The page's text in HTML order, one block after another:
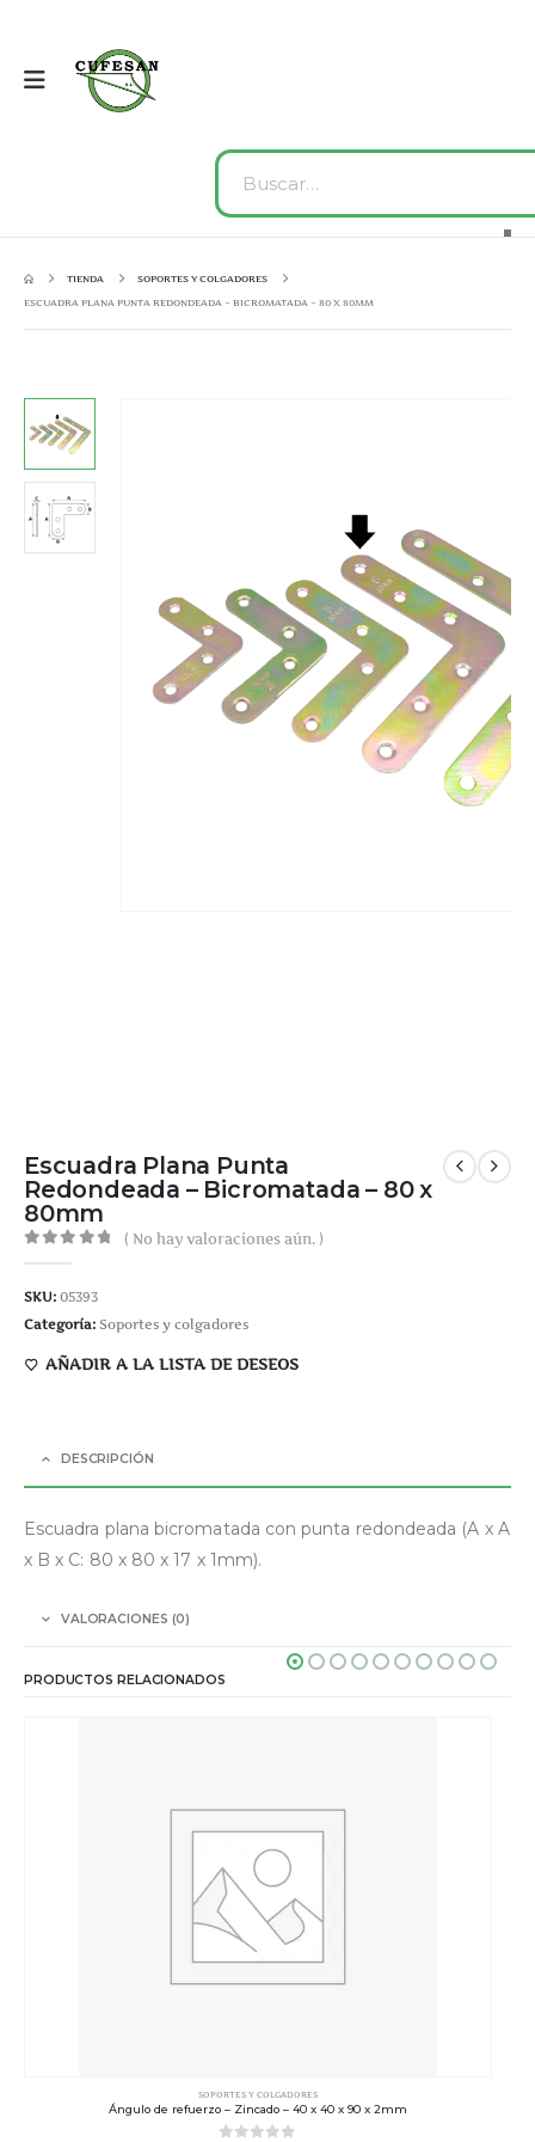
TIENDA
SOPORTES Y COLGADORES
ESCUADRA PLANA PUNTA REDONDEADA – BICROMATADA – 80 X 80MM
Escuadra Plana Punta
Redondeada – Bicromatada – 80 x
80mm
( No hay valoraciones aún. )
SKU: 05393
Categoría: Soportes y colgadores
AÑADIR A LA LISTA DE DESEOS
DESCRIPCIÓN
Escuadra plana bicromatada con punta redondeada (A x A
x B x C: 80 x 80 x 17 x 1mm).
VALORACIONES (0)
PRODUCTOS RELACIONADOS
SOPORTES Y COLGADORES
Ángulo de refuerzo – Zincado – 40 x 40 x 90 x 2mm